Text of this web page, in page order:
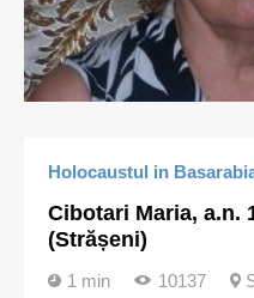
Holocaustul in
Cibotari Maria, a.n.
(Strășeni)
1 min 10137